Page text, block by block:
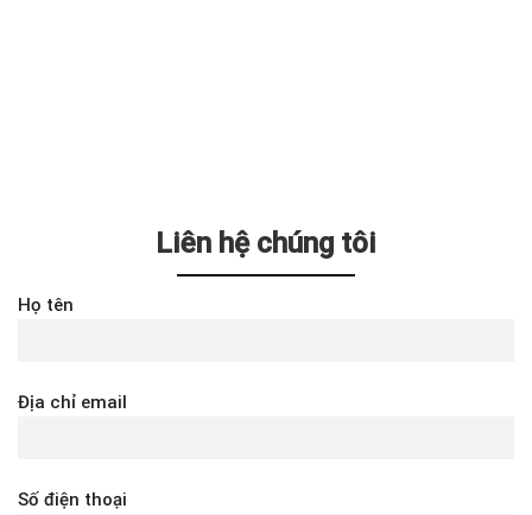
Liên hệ chúng tôi
Họ tên
Địa chỉ email
Số điện thoại